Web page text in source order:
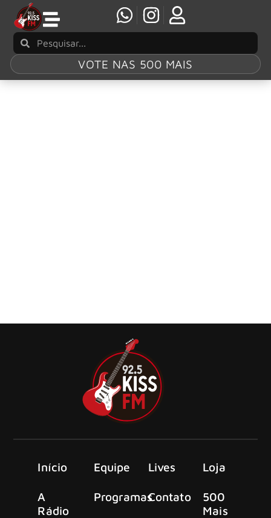
VOTE NAS 500 MAIS
Início
A
Rádio
Equipe
Programas
Lives
Contato
Loja
500
Mais